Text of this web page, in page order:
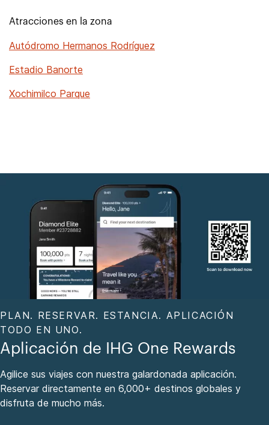
Atracciones en la zona
Autódromo Hermanos Rodríguez
Estadio Banorte
Xochimilco Parque
PLAN. RESERVAR. ESTANCIA. APLICACIÓN
TODO EN UNO.
Aplicación de IHG One Rewards
Agilice sus viajes con nuestra galardonada aplicación.
Reservar directamente en 6,000+ destinos globales y
disfruta de mucho más.